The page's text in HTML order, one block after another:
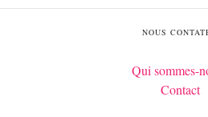
NOUS
Qui sommes-
Contact